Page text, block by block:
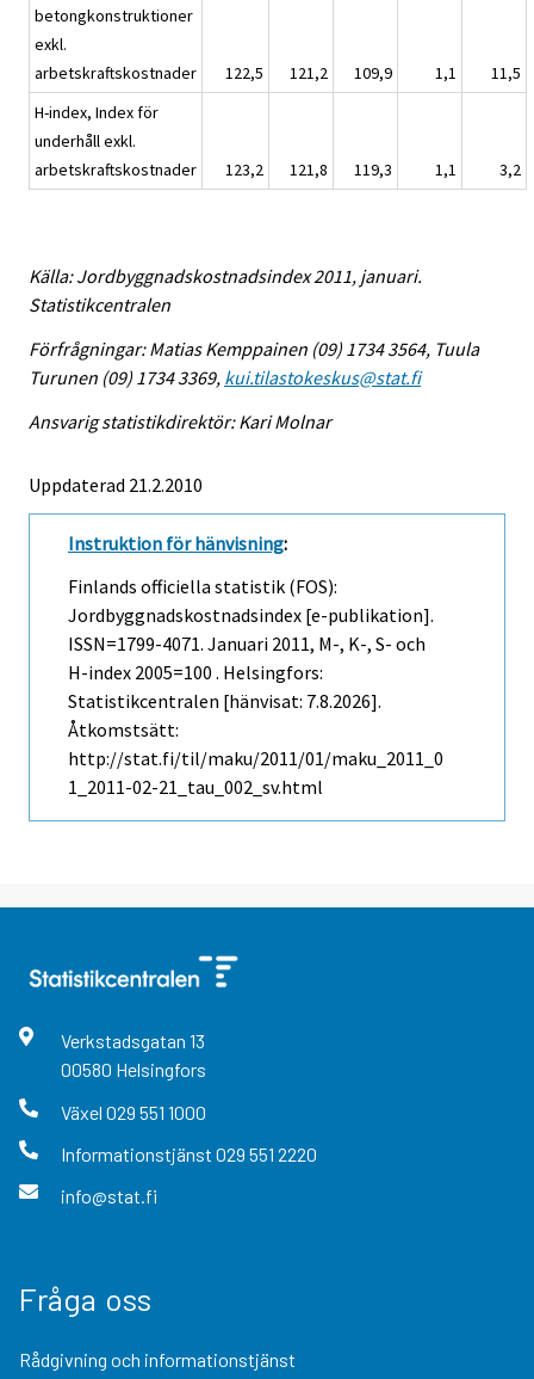
betongkonstruktioner
exkl.
arbetskraftskostnader
122,5 121,2 109,9 1,1
11,5
H-index, Index för
underhåll exkl.
arbetskraftskostnader
123,2 121,8 119,3 1,1 3,2
Källa: Jordbyggnadskostnadsindex 2011, januari.
Statistikcentralen
Förfrågningar: Matias Kemppainen (09) 1734 3564, Tuula
Turunen (09) 1734 3369, kui.tilastokeskus@stat.fi
Ansvarig statistikdirektör: Kari Molnar
Uppdaterad 21.2.2010
Instruktion för hänvisning:
Finlands officiella statistik (FOS):
Jordbyggnadskostnadsindex [e-publikation].
ISSN=1799-4071. Januari 2011, M-, K-, S- och
H-index 2005=100 . Helsingfors:
Statistikcentralen [hänvisat: 7.8.2026].
Åtkomstsätt:
http://stat.fi/til/maku/2011/01/maku_2011_0
1_2011-02-21_tau_002_sv.html
Verkstadsgatan 13
00580 Helsingfors
Växel 029 551 1000
Informationstjänst 029 551 2220
info@stat.fi
Fråga oss
Rådgivning och informationstjänst